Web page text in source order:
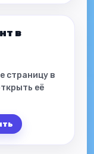
в
страницу в
её